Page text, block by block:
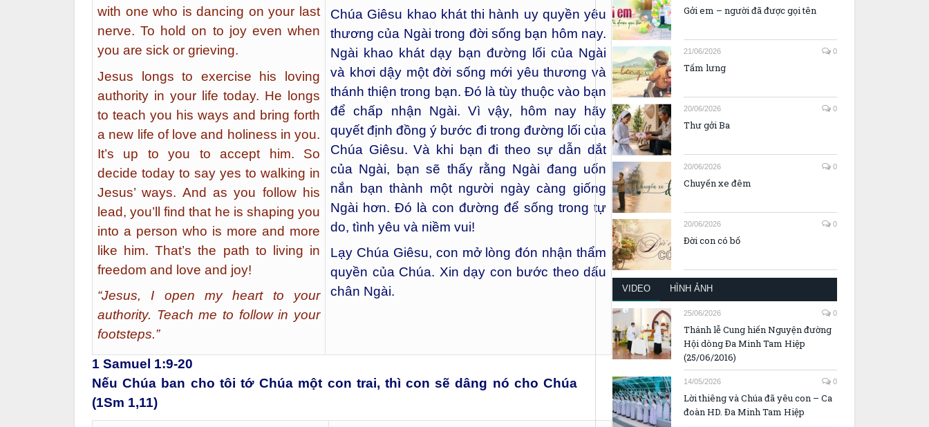
with one who is dancing on your last
nerve. To hold on to joy even when
you are sick or grieving.
Jesus longs to exercise his loving
authority in your life today. He longs
to teach you his ways and bring forth
a new life of love and holiness in you.
It’s up to you to accept him. So
decide today to say yes to walking in
Jesus’ ways. And as you follow his
lead, you’ll find that he is shaping you
into a person who is more and more
like him. That’s the path to living in
freedom and love and joy!
“Jesus, I open my heart to your
authority. Teach me to follow in your
footsteps.”
Chúa Giêsu khao khát thi hành uy quyền yêu
thương của Ngài trong đời sống bạn hôm nay.
Ngài khao khát dạy bạn đường lối của Ngài
và khơi dậy một đời sống mới yêu thương và
thánh thiện trong bạn. Đó là tùy thuộc vào bạn
để chấp nhận Ngài. Vì vậy, hôm nay hãy
quyết định đồng ý bước đi trong đường lối của
Chúa Giêsu. Và khi bạn đi theo sự dẫn dắt
của Ngài, bạn sẽ thấy rằng Ngài đang uốn
nắn bạn thành một người ngày càng giống
Ngài hơn. Đó là con đường để sống trong tự
do, tình yêu và niềm vui!
Lạy Chúa Giêsu, con mở lòng đón nhận thẩm
quyền của Chúa. Xin dạy con bước theo dấu
chân Ngài.
1 Samuel 1:9-20
Nếu Chúa ban cho tôi tớ Chúa một con trai, thì con sẽ dâng nó cho Chúa
(1Sm 1,11)
Gởi em – người đã được gọi tên
21/06/2026 0
Tấm lưng
20/06/2026 0
Thư gởi Ba
20/06/2026 0
Chuyến xe đêm
20/06/2026 0
Đời con có bố
VIDEO HÌNH ẢNH
25/06/2026 0
Thánh lễ Cung hiến Nguyện đường
Hội dòng Đa Minh Tam Hiệp
(25/06/2016)
14/05/2026 0
Lời thiêng và Chúa đã yêu con – Ca
đoàn HD. Đa Minh Tam Hiệp